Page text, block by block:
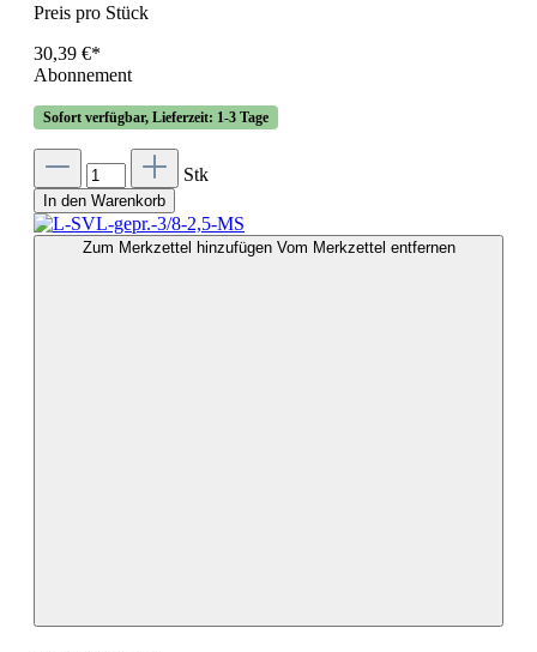
Preis pro Stück
30,39 €*
Abonnement
Sofort verfügbar, Lieferzeit: 1-3 Tage
Stk
In den Warenkorb
Zum Merkzettel hinzufügen Vom Merkzettel entfernen